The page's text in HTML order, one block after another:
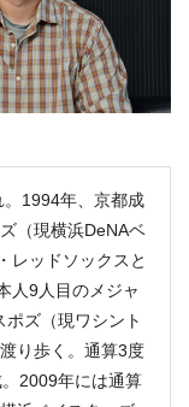
1994年、京都成
（現横浜DeNAベ
レッドソックスと
人9人目のメジャ
ズ（現ワシント
り歩く。通算3度
2009年には通算